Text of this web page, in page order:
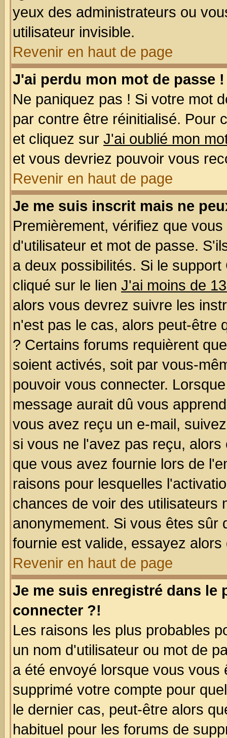
yeux des administrateurs ou
utilisateur invisible.
Revenir en haut de page
J'ai perdu mon mot de passe !
Ne paniquez pas ! Si votre mot
par contre être réinitialisé. Pour
et cliquez sur J'ai oublié mon
et vous devriez pouvoir vous
Revenir en haut de page
Je me suis inscrit mais ne
Premièrement, vérifiez que
d'utilisateur et mot de passe.
a deux possibilités. Si le
cliqué sur le lien J'ai moins de
alors vous devrez suivre les
n'est pas le cas, alors peut-être
? Certains forums requièrent
soient activés, soit par vous-
pouvoir vous connecter.
message aurait dû vous
vous avez reçu un e-mail,
si vous ne l'avez pas reçu,
que vous avez fournie lors de
raisons pour lesquelles
chances de voir des utilisateurs
anonymement. Si vous êtes sûr
fournie est valide, essayez
Revenir en haut de page
Je me suis enregistré dans le
connecter ?!
Les raisons les plus probables
un nom d'utilisateur ou mot de
a été envoyé lorsque vous
supprimé votre compte pour
le dernier cas, peut-être alors
habituel pour les forums de